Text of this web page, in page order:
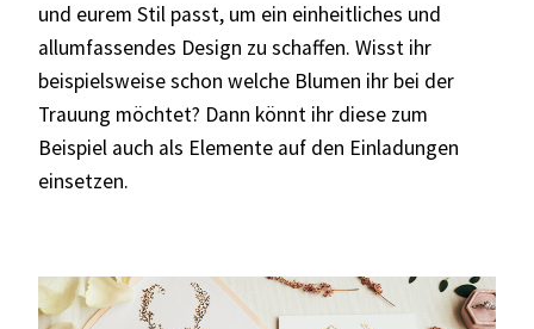
und eurem Stil passt, um ein einheitliches und
allumfassendes Design zu schaffen. Wisst ihr
beispielsweise schon welche Blumen ihr bei der
Trauung möchtet? Dann könnt ihr diese zum
Beispiel auch als Elemente auf den Einladungen
einsetzen.